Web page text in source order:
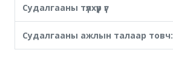
Судалгааны түлхүүр үг
Судалгааны ажлын талаар товч: